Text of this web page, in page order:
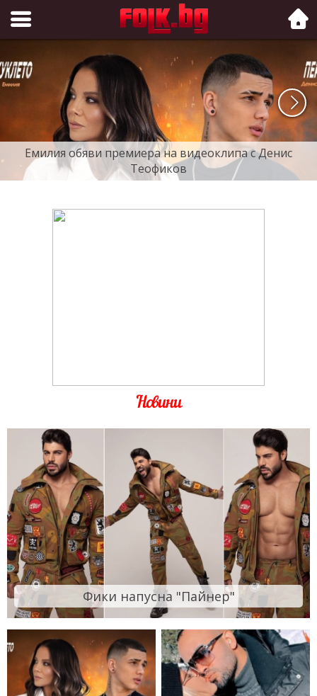
Folk.bg
Емилия обяви премиера на видеоклипа с Денис
Теофиков
Новини
Фики напусна "Пайнер"